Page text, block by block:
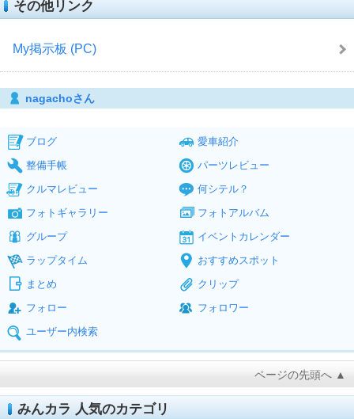
その他リンク
My掲示板 (PC)
nagachoさん
ブログ
愛車紹介
整備手帳
パーツレビュー
クルマレビュー
何シテル？
フォトギャラリー
フォトアルバム
グループ
イベントカレンダー
ラップタイム
おすすめスポット
まとめ
クリップ
フォロー
フォロワー
ユーザー内検索
ページの先頭へ ▲
みんカラ 人気のカテゴリ